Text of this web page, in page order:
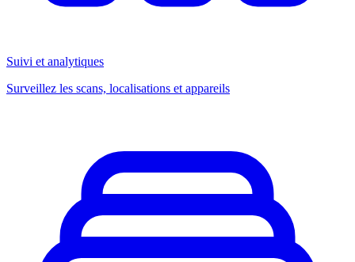
Suivi et analytiques
Surveillez les scans, localisations et appareils